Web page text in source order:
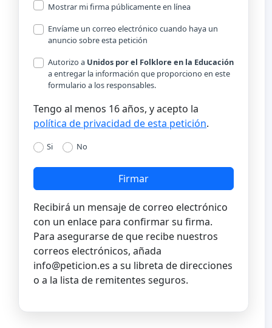
Mostrar mi firma públicamente en línea
Envíame un correo electrónico cuando haya un
anuncio sobre esta petición
Autorizo a Unidos por el Folklore en la Educación
a entregar la información que proporciono en este
formulario a los responsables.
Tengo al menos 16 años, y acepto la
política de privacidad de esta petición.
Si No
Firmar
Recibirá un mensaje de correo electrónico
con un enlace para confirmar su firma.
Para asegurarse de que recibe nuestros
correos electrónicos, añada
info@peticion.es a su libreta de direcciones
o a la lista de remitentes seguros.